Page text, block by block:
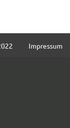
Impressum